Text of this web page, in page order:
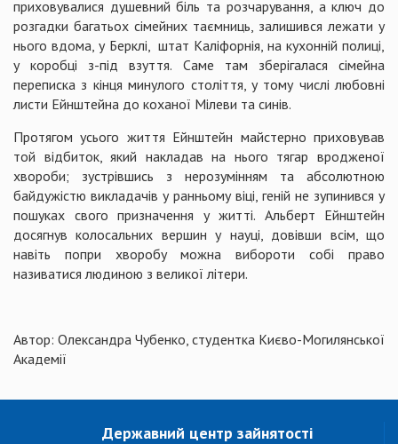
приховувалися душевний біль та розчарування, а ключ до
розгадки багатьох сімейних таємниць, залишився лежати у
нього вдома, у Берклі, штат Каліфорнія, на кухонній полиці,
у коробці з-під взуття. Саме там зберігалася сімейна
переписка з кінця минулого століття, у тому числі любовні
листи Ейнштейна до коханої Мілеви та синів.
Протягом усього життя Ейнштейн майстерно приховував
той відбиток, який накладав на нього тягар вродженої
хвороби; зустрівшись з нерозумінням та абсолютною
байдужістю викладачів у ранньому віці, геній не зупинився у
пошуках свого призначення у житті. Альберт Ейнштейн
досягнув колосальних вершин у науці, довівши всім, що
навіть попри хворобу можна вибороти собі право
називатися людиною з великої літери.
Автор: Олександра Чубенко, студентка Києво-Могилянської
Академії
Державний центр зайнятості